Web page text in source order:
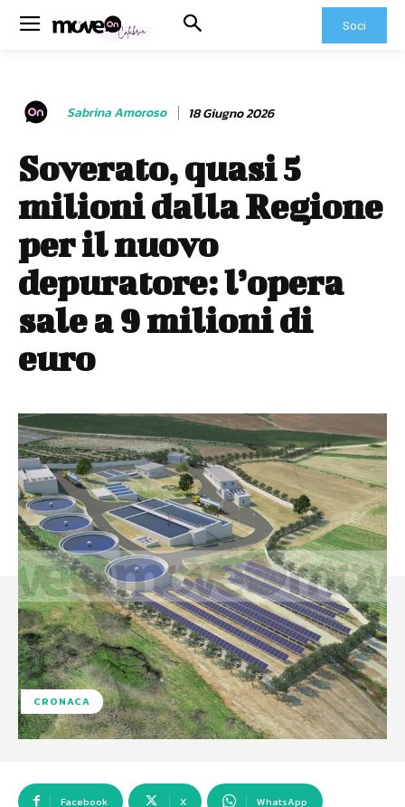
Soci
Sabrina Amoroso 18 Giugno 2026
Soverato, quasi 5
milioni dalla Regione
per il nuovo
depuratore: l’opera
sale a 9 milioni di
euro
CRONACA
Facebook X WhatsApp